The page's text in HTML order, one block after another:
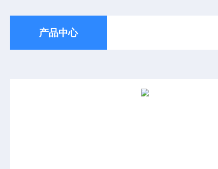
产品中心